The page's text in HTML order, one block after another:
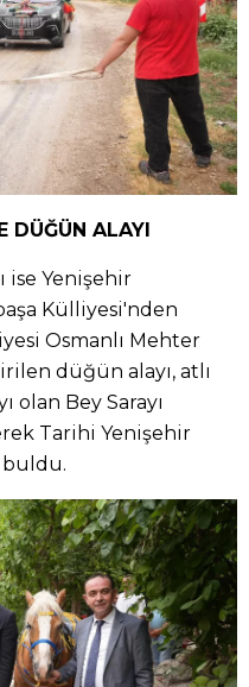
DÜĞÜN ALAYI
ise Yenişehir
Külliyesi'nden
Osmanlı Mehter
düğün alayı, atlı
olan Bey Sarayı
Tarihi Yenişehir
buldu.